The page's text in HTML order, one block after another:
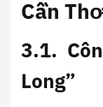
Cần
3.1.
Long”